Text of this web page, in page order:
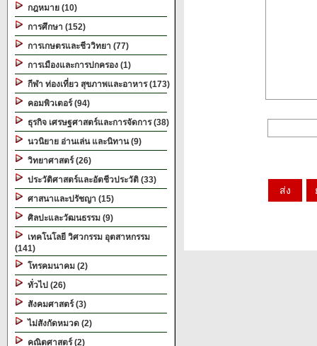
กฎหมาย (10)
การศึกษา (152)
การเกษตรและชีววิทยา (77)
การเมืองและการปกครอง (1)
กีฬา ท่องเที่ยว สุขภาพและอาหาร (173)
คอมพิวเตอร์ (94)
ธุรกิจ เศรษฐศาสตร์และการจัดการ (38)
นวนิยาย อ่านเล่น และนิทาน (9)
วิทยาศาสตร์ (26)
ประวัติศาสตร์และอัตชีวประวัติ (33)
ศาสนาและปรัชญา (15)
ศิลปะและวัฒนธรรม (9)
เทคโนโลยี วิศวกรรม อุตสาหกรรม
(141)
โทรคมนาคม (2)
ทั่วไป (26)
สังคมศาสตร์ (3)
ไม่สังกัดหมวด (2)
คณิตศาสตร์ (2)